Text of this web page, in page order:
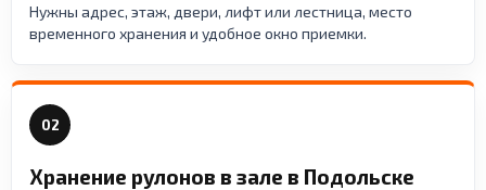
Нужны адрес, этаж, двери, лифт или лестница, место
временного хранения и удобное окно приемки.
02
Хранение рулонов в зале в Подольске